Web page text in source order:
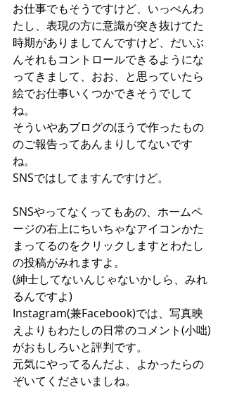
お仕事でもそうですけど、いっぺんわ
たし、表現の方に意識が突き抜けてた
時期がありましてんですけど、だいぶ
んそれもコントロールできるようにな
ってきまして、おお、と思っていたら
絵でお仕事いくつかできそうでして
ね。
そういやあブログのほうで作ったもの
のご報告ってあんまりしてないです
ね。
SNSではしてますんですけど。
SNSやってなくってもあの、ホームペ
ージの右上にちいちゃなアイコンかた
まってるのをクリックしますとわたし
の投稿がみれますよ。
(紳士してないんじゃないかしら、みれ
るんですよ)
Instagram(兼Facebook)では、写真映
えよりもわたしの日常のコメント(小咄)
がおもしろいと評判です。
元気にやってるんだよ、よかったらの
ぞいてくださいましね。